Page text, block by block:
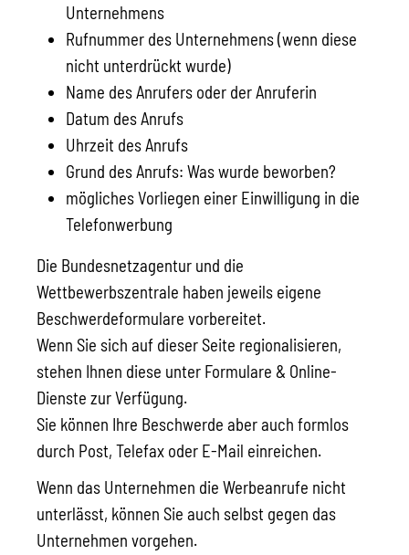
Unternehmens
Rufnummer des Unternehmens(wenn diese
nicht unterdrückt wurde)
Name des Anrufers oder der Anruferin
Datum des Anrufs
Uhrzeit des Anrufs
Grund des Anrufs: Was wurde beworben?
mögliches Vorliegen einer Einwilligung in die
Telefonwerbung
Die Bundesnetzagentur und die
Wettbewerbszentrale haben jeweils eigene
Beschwerdeformulare vorbereitet.
Wenn Sie sich auf dieser Seite regionalisieren,
stehen Ihnen diese unter Formulare & Online-
Dienste zur Verfügung.
Sie können Ihre Beschwerde aber auch formlos
durch Post, Telefax oder E-Mail einreichen.
Wenn das Unternehmen die Werbeanrufe nicht
unterlässt, können Sie auch selbst gegen das
Unternehmen vorgehen.